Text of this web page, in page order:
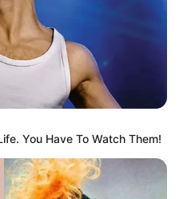
นักเขียน
อิสฺวาสุ
งที่เฮ็ด เฮ็ดในสิ่งที่เชื่อ
You Have To Watch Them!